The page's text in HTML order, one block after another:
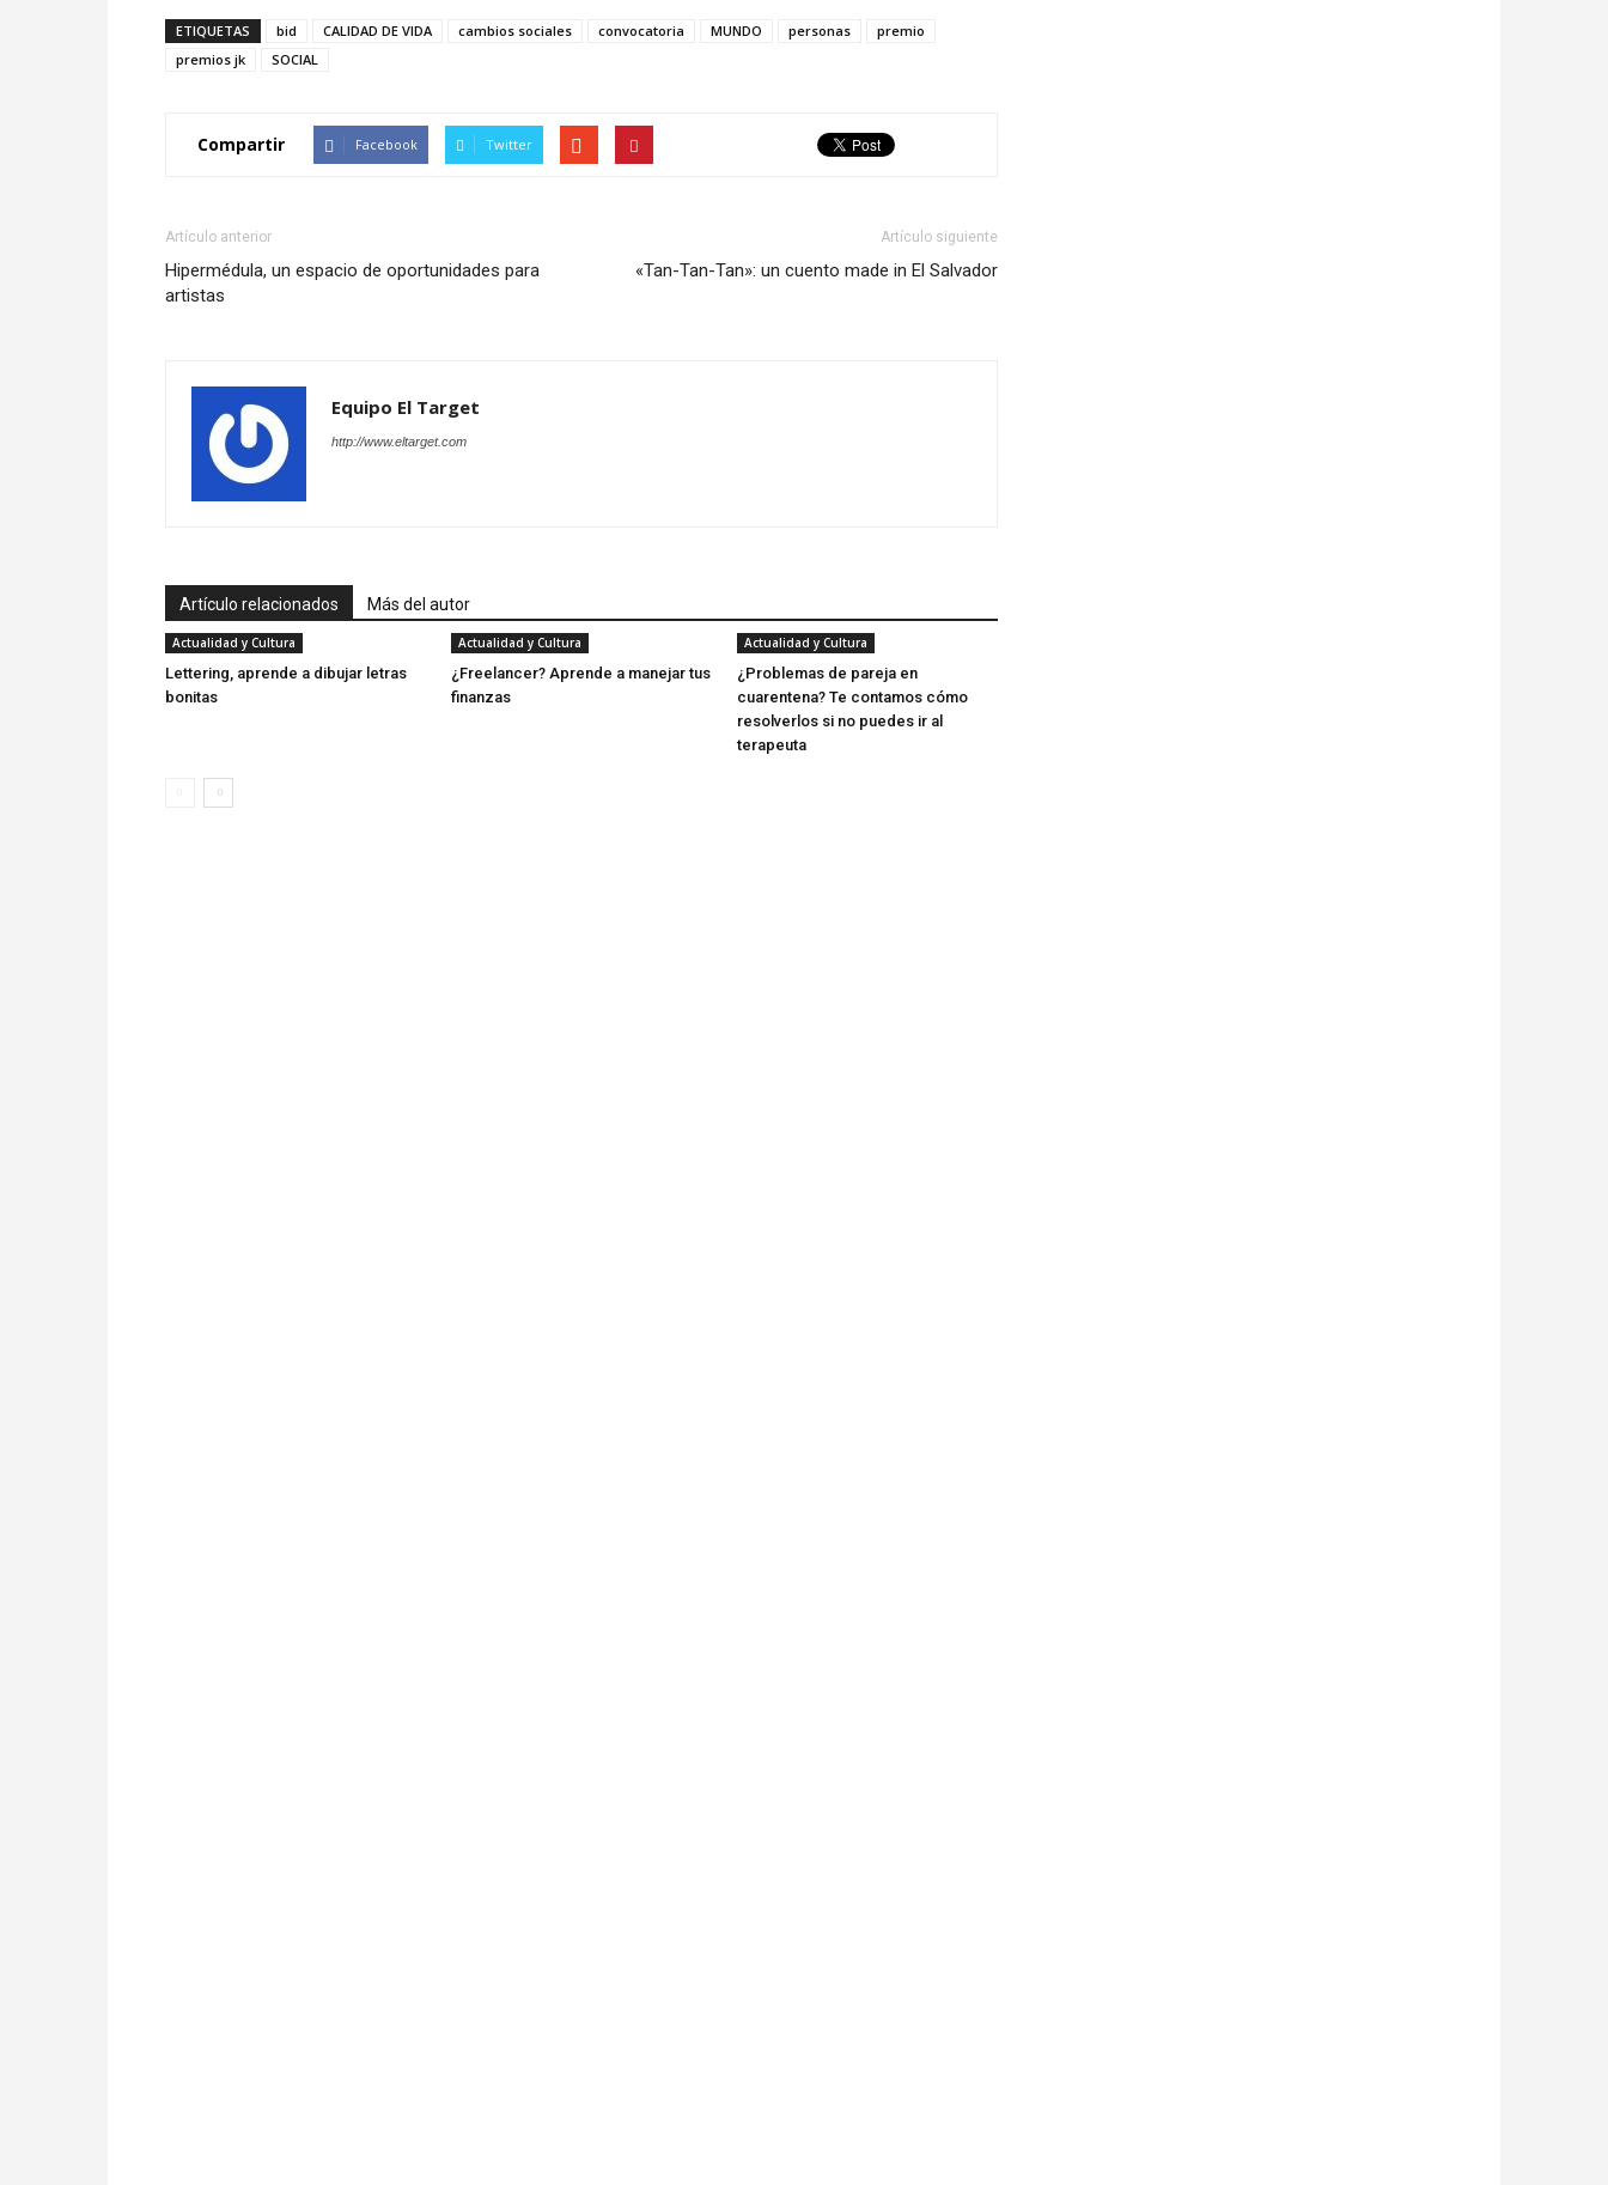
ETIQUETAS bid CALIDAD DE VIDA cambios sociales convocatoria MUNDO personas
premio
premios jk
SOCIAL
Compartir Facebook Twitter
Artículo anterior
Hipermédula, un espacio de oportunidades para
artistas
Artículo siguiente
«Tan-Tan-Tan»: un cuento made in El Salvador
Equipo El Target
http://www.eltarget.com
Artículo relacionados Más del autor
Actualidad y Cultura
Lettering, aprende a dibujar letras
bonitas
Actualidad y Cultura
¿Freelancer? Aprende a manejar tus
finanzas
Actualidad y Cultura
¿Problemas de pareja en
cuarentena? Te contamos cómo
resolverlos si no puedes ir al
terapeuta